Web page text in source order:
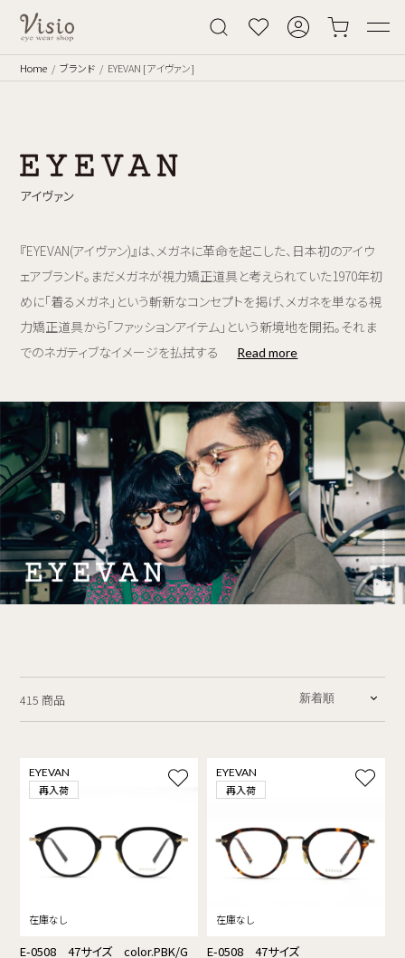
Home ブランド EYEVAN [アイヴァン]
アイヴァン
『EYEVAN(アイヴァン)』は、メガネに革命を起こした、日本初のアイウ
ェアブランド。まだメガネが視力矯正道具と考えられていた1970年初
めに「着るメガネ」という斬新なコンセプトを掲げ、メガネを単なる視
力矯正道具から「ファッションアイテム」という新境地を開拓。それま
でのネガティブなイメージを払拭する
Read more
415 商品
EYEVAN
再入荷
E-0508 47サイズ color.PBK/G
EYEVAN
再入荷
E-0508 47サイズ